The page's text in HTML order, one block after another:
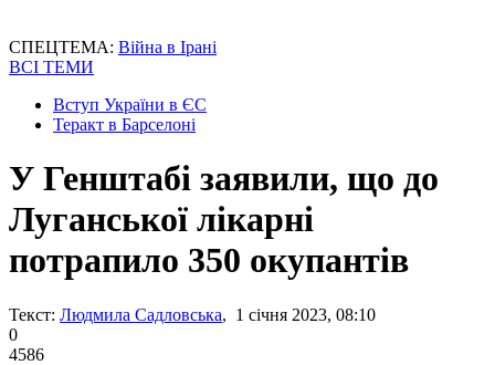
СПЕЦТЕМА: Війна в Ірані
ВСІ ТЕМИ
Вступ України в ЄС
Теракт в Барселоні
У Генштабі заявили, що до
Луганської лікарні
потрапило 350 окупантів
Текст: Людмила Садловська, 1 січня 2023, 08:10
0
4586